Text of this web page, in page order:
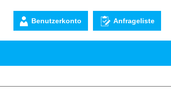
Benutzerkonto Anfrageliste